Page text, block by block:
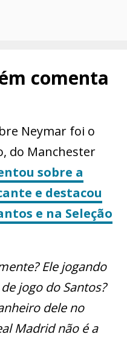
comenta
Neymar foi o
do Manchester
sobre a
e destacou
e na Seleção
Ele jogando
jogo do Santos?
dele no
Madrid não é a